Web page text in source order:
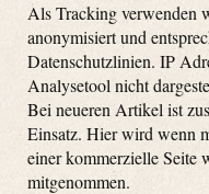
Als Tracking verwenden
anonymisiert und
Datenschutzlinien. IP
Analysetool nicht
Bei neueren Artikel ist
Einsatz. Hier wird wenn
einer kommerzielle Seite
mitgenommen.